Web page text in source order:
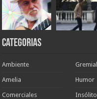
Categorias
Ambiente
Amelia
Comerciales
Humor